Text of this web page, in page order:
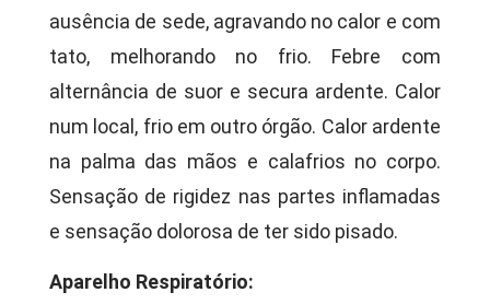
ausência de sede, agravando no calor e com
tato, melhorando no frio. Febre com
alternância de suor e secura ardente. Calor
num local, frio em outro órgão. Calor ardente
na palma das mãos e calafrios no corpo.
Sensação de rigidez nas partes inflamadas
e sensação dolorosa de ter sido pisado.
Aparelho Respiratório: